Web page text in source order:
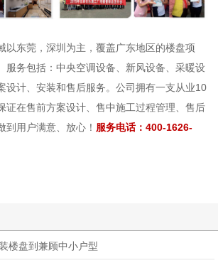
东莞，深圳为主，覆盖广东地区的楼盘项
服务包括：中央空调设备、新风设备、采暖设
设计、安装和售后服务。公司拥有一支从业10
证在售前方案设计、售中施工过程管理、售后
到用户满意、放心！ 服务电话：400-1626-
楼盘到兼顾中小户型